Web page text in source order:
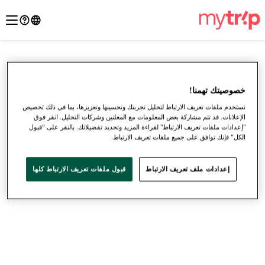
●
●
●
خصوصيتك تهمنا!
نستخدم ملفات تعريف الارتباط لتحليل تجربتك وتحسينها وتعزيزها، بما في ذلك تخصيص
الإعلانات. قد تتم مشاركة بعض المعلومات مع المعلنين وشركات التحليل. انقر فوق
"إعدادات ملفات تعريف الارتباط" لقراءة المزيد وتحديد تفضيلاتك. بالنقر على “قبول
الكل” فإنك توافق على جميع ملفات تعريف الارتباط.
إعدادات ملف تعريف الارتباط قبول ملفات تعريف الارتباط كلها